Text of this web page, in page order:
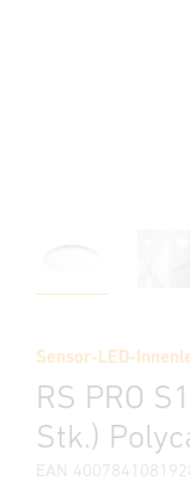
Sensor-LED-
RS PRO
Stk.)
EAN